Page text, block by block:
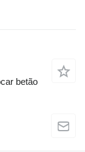
betão